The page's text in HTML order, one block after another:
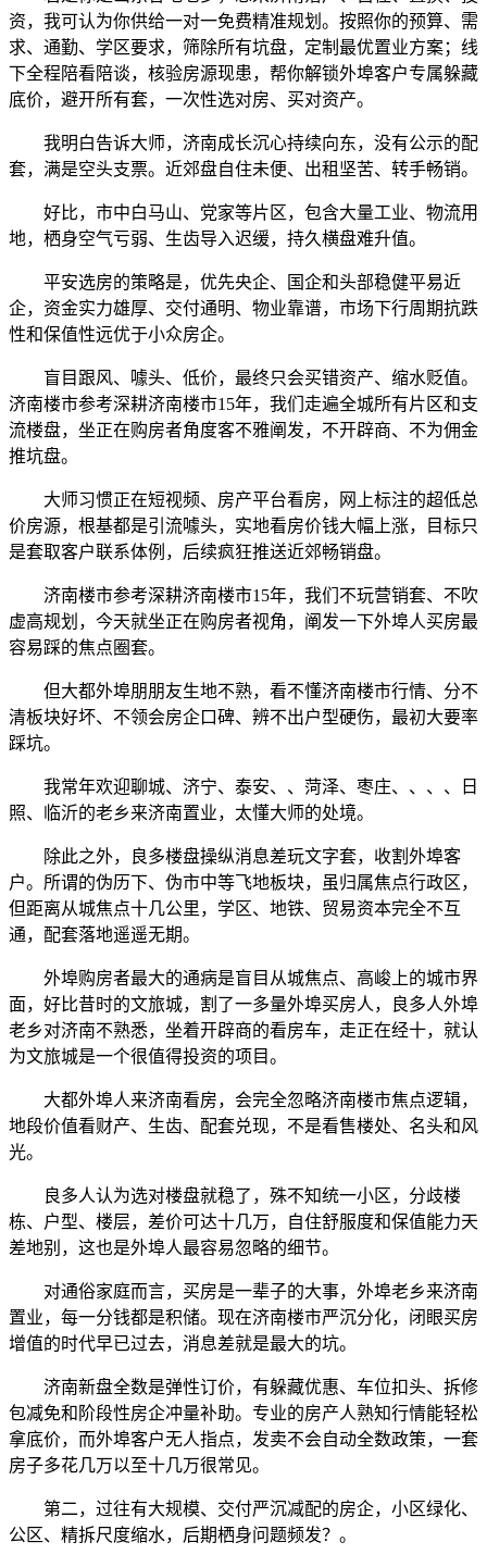
资，我可认为你供给一对一免费精准规划。按照你的预算、需
求、通勤、学区要求，筛除所有坑盘，定制最优置业方案；线
下全程陪看陪谈，核验房源现患，帮你解锁外埠客户专属躲藏
底价，避开所有套，一次性选对房、买对资产。
我明白告诉大师，济南成长沉心持续向东，没有公示的配
套，满是空头支票。近郊盘自住未便、出租坚苦、转手畅销。
好比，市中白马山、党家等片区，包含大量工业、物流用
地，栖身空气亏弱、生齿导入迟缓，持久横盘难升值。
平安选房的策略是，优先央企、国企和头部稳健平易近
企，资金实力雄厚、交付通明、物业靠谱，市场下行周期抗跌
性和保值性远优于小众房企。
盲目跟风、噱头、低价，最终只会买错资产、缩水贬值。
济南楼市参考深耕济南楼市15年，我们走遍全城所有片区和支
流楼盘，坐正在购房者角度客不雅阐发，不开辟商、不为佣金
推坑盘。
大师习惯正在短视频、房产平台看房，网上标注的超低总
价房源，根基都是引流噱头，实地看房价钱大幅上涨，目标只
是套取客户联系体例，后续疯狂推送近郊畅销盘。
济南楼市参考深耕济南楼市15年，我们不玩营销套、不吹
虚高规划，今天就坐正在购房者视角，阐发一下外埠人买房最
容易踩的焦点圈套。
但大都外埠朋朋友生地不熟，看不懂济南楼市行情、分不
清板块好坏、不领会房企口碑、辨不出户型硬伤，最初大要率
踩坑。
我常年欢迎聊城、济宁、泰安、、菏泽、枣庄、、、、日
照、临沂的老乡来济南置业，太懂大师的处境。
除此之外，良多楼盘操纵消息差玩文字套，收割外埠客
户。所谓的伪历下、伪市中等飞地板块，虽归属焦点行政区，
但距离从城焦点十几公里，学区、地铁、贸易资本完全不互
通，配套落地遥遥无期。
外埠购房者最大的通病是盲目从城焦点、高峻上的城市界
面，好比昔时的文旅城，割了一多量外埠买房人，良多人外埠
老乡对济南不熟悉，坐着开辟商的看房车，走正在经十，就认
为文旅城是一个很值得投资的项目。
大都外埠人来济南看房，会完全忽略济南楼市焦点逻辑，
地段价值看财产、生齿、配套兑现，不是看售楼处、名头和风
光。
良多人认为选对楼盘就稳了，殊不知统一小区，分歧楼
栋、户型、楼层，差价可达十几万，自住舒服度和保值能力天
差地别，这也是外埠人最容易忽略的细节。
对通俗家庭而言，买房是一辈子的大事，外埠老乡来济南
置业，每一分钱都是积储。现在济南楼市严沉分化，闭眼买房
增值的时代早已过去，消息差就是最大的坑。
济南新盘全数是弹性订价，有躲藏优惠、车位扣头、拆修
包减免和阶段性房企冲量补助。专业的房产人熟知行情能轻松
拿底价，而外埠客户无人指点，发卖不会自动全数政策，一套
房子多花几万以至十几万很常见。
第二，过往有大规模、交付严沉减配的房企，小区绿化、
公区、精拆尺度缩水，后期栖身问题频发？。